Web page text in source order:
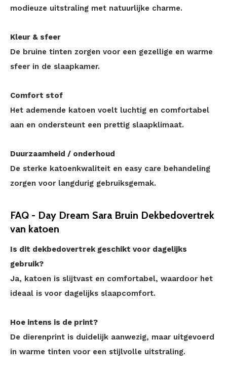
modieuze uitstraling met natuurlijke charme.
Kleur & sfeer
De bruine tinten zorgen voor een gezellige en warme
sfeer in de slaapkamer.
Comfort stof
Het ademende katoen voelt luchtig en comfortabel
aan en ondersteunt een prettig slaapklimaat.
Duurzaamheid / onderhoud
De sterke katoenkwaliteit en easy care behandeling
zorgen voor langdurig gebruiksgemak.
FAQ - Day Dream Sara Bruin Dekbedovertrek
van katoen
Is dit dekbedovertrek geschikt voor dagelijks
gebruik?
Ja, katoen is slijtvast en comfortabel, waardoor het
ideaal is voor dagelijks slaapcomfort.
Hoe intens is de print?
De dierenprint is duidelijk aanwezig, maar uitgevoerd
in warme tinten voor een stijlvolle uitstraling.